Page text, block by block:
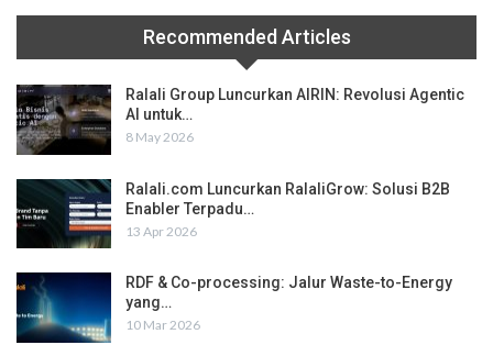
Recommended Articles
Ralali Group Luncurkan AIRIN: Revolusi Agentic
AI untuk…
8 May 2026
Ralali.com Luncurkan RalaliGrow: Solusi B2B
Enabler Terpadu…
13 Apr 2026
RDF & Co-processing: Jalur Waste-to-Energy
yang…
10 Mar 2026